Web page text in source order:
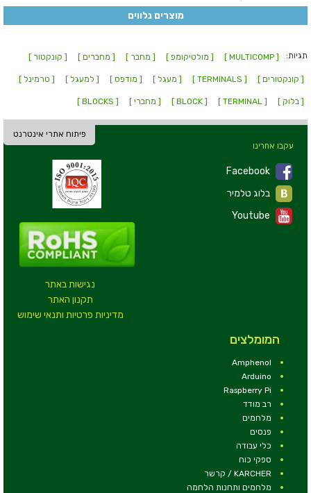
מוצרים נלווים
תגיות: [ MULTICOMP ] [ מולטיקומפ ] [ מחבר ] [ מחברים ] [ קונקטור ]
[ קונקטורים ] [ TERMINALS ] [ מעגל ] [ מודפס ] [ למעגל ] [ טרמינל ]
[ בלוק ] [ TERMINAL ]
[ BLOCK ] [ מחברי ] [ BLOCKS ]
פיתוח אתרי אינטרנט
נגישות באתר
תקנון האתר
מדיניות פרטיות ותנאי שימוש
עקבו אחרינו
Facebook
Youtube
המומלצים
Amphenol
Arduino
Raspberry Pi
רב מודד
מלחמים
פנסים
כלי עבודה
ספקי כוח
KARCHER / קרשר
מלחמים ותחנות הלחמה